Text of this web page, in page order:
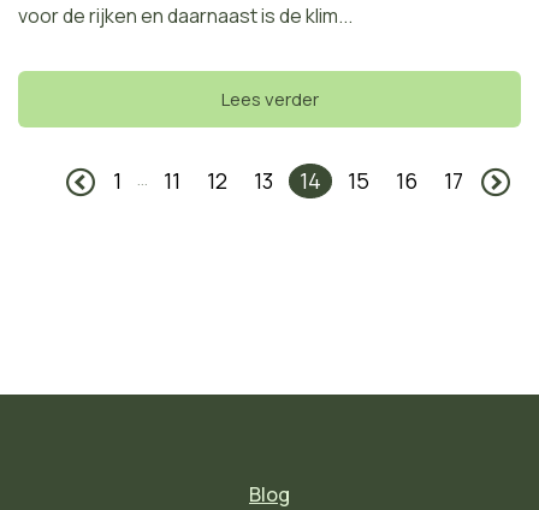
voor de rijken en daarnaast is de klim...
Lees verder
1 ... 11 12 13 14 15 16 17
Blog